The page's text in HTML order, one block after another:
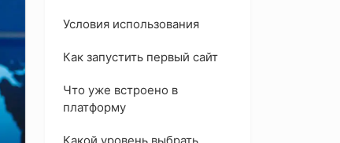
Условия использования
Как запустить первый сайт
Что уже встроено в
платформу